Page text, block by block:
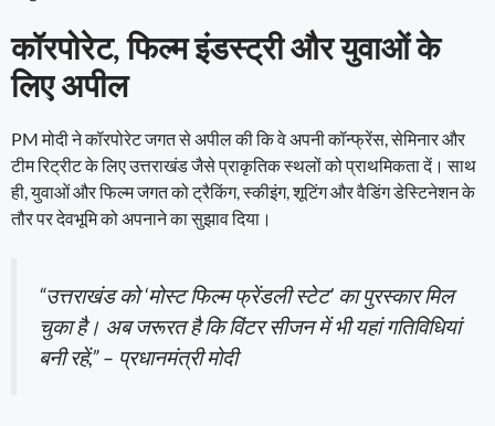
कॉरपोरेट, फिल्म इंडस्ट्री और युवाओं के
लिए अपील
PM मोदी ने कॉरपोरेट जगत से अपील की कि वे अपनी कॉन्फ्रेंस, सेमिनार और
टीम रिट्रीट के लिए उत्तराखंड जैसे प्राकृतिक स्थलों को प्राथमिकता दें। साथ
ही, युवाओं और फिल्म जगत को ट्रैकिंग, स्कीइंग, शूटिंग और वैडिंग डेस्टिनेशन के
तौर पर देवभूमि को अपनाने का सुझाव दिया।
“उत्तराखंड को ‘मोस्ट फिल्म फ्रेंडली स्टेट’ का पुरस्कार मिल
चुका है। अब जरूरत है कि विंटर सीजन में भी यहां गतिविधियां
बनी रहें,” – प्रधानमंत्री मोदी